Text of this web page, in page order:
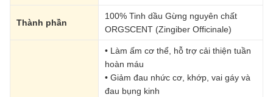
Thành phần
100% Tinh dầu Gừng nguyên chất
ORGSCENT (Zingiber Officinale)
• Làm ấm cơ thể, hỗ trợ cải thiện tuần
hoàn máu
• Giảm đau nhức cơ, khớp, vai gáy và
đau bụng kinh